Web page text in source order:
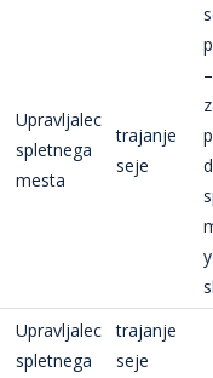
Upravljalec
spletnega
mesta
trajanje
seje
Upravljalec
spletnega
trajanje
seje